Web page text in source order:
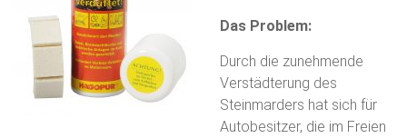
Outdoor
Das Problem:
Durch die zunehmende
Verstädterung des
Steinmarders hat sich für
Autobesitzer, die im Freien